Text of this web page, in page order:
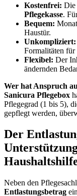
Kostenfrei: Die
Pflegekasse.
Bequem:
Haustür.
Unkompliziert:
Formalitäten für
Flexibel: Der
ändernden
Wer hat Anspruch
Sanicura Pflegebox
Pflegegrad (1 bis 5),
gepflegt werden,
Der
Neben den
Entlastungsbetrag